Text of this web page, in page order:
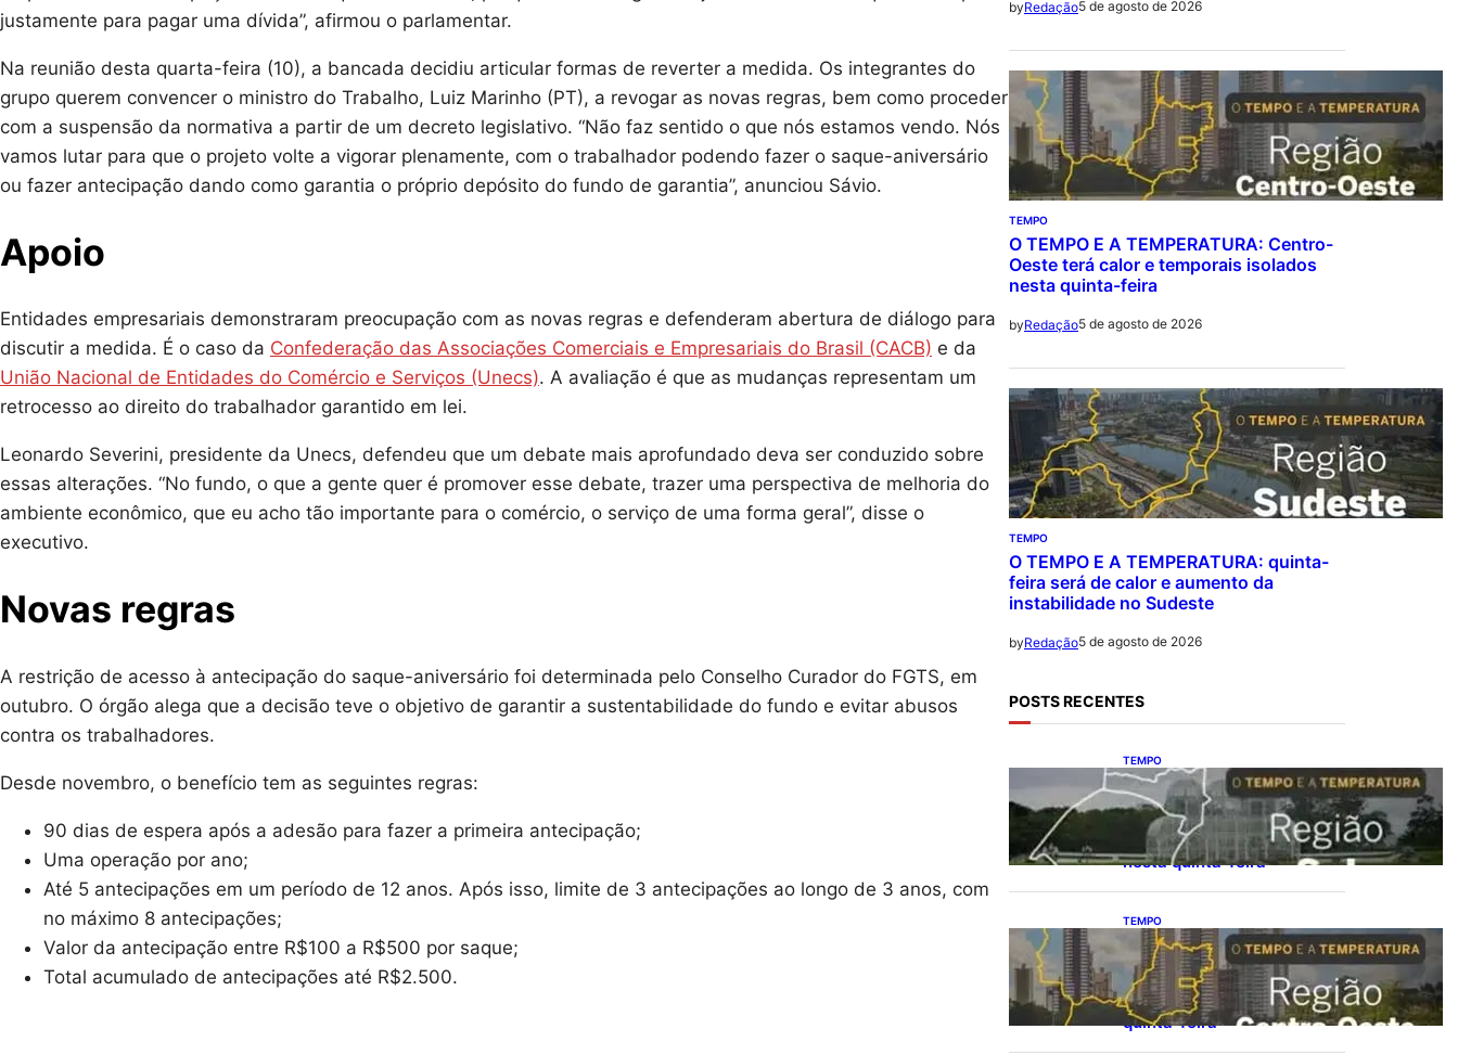
justamente para pagar uma dívida”, afirmou o parlamentar.
Na reunião desta quarta-feira (10), a bancada decidiu articular formas de reverter a medida. Os integrantes do
grupo querem convencer o ministro do Trabalho, Luiz Marinho (PT), a revogar as novas regras, bem como proceder
com a suspensão da normativa a partir de um decreto legislativo. “Não faz sentido o que nós estamos vendo. Nós
vamos lutar para que o projeto volte a vigorar plenamente, com o trabalhador podendo fazer o saque-aniversário
ou fazer antecipação dando como garantia o próprio depósito do fundo de garantia”, anunciou Sávio.
Apoio
Entidades empresariais demonstraram preocupação com as novas regras e defenderam abertura de diálogo para
discutir a medida. É o caso da Confederação das Associações Comerciais e Empresariais do Brasil (CACB) e da
União Nacional de Entidades do Comércio e Serviços (Unecs). A avaliação é que as mudanças representam um
retrocesso ao direito do trabalhador garantido em lei.
Leonardo Severini, presidente da Unecs, defendeu que um debate mais aprofundado deva ser conduzido sobre
essas alterações. “No fundo, o que a gente quer é promover esse debate, trazer uma perspectiva de melhoria do
ambiente econômico, que eu acho tão importante para o comércio, o serviço de uma forma geral”, disse o
executivo.
Novas regras
A restrição de acesso à antecipação do saque-aniversário foi determinada pelo Conselho Curador do FGTS, em
outubro. O órgão alega que a decisão teve o objetivo de garantir a sustentabilidade do fundo e evitar abusos
contra os trabalhadores.
Desde novembro, o benefício tem as seguintes regras:
90 dias de espera após a adesão para fazer a primeira antecipação;
Uma operação por ano;
Até 5 antecipações em um período de 12 anos. Após isso, limite de 3 antecipações ao longo de 3 anos, com
no máximo 8 antecipações;
Valor da antecipação entre R$100 a R$500 por saque;
Total acumulado de antecipações até R$2.500.
byRedação5 de agosto de 2026
TEMPO
O TEMPO E A TEMPERATURA: Centro-
Oeste terá calor e temporais isolados
nesta quinta-feira
byRedação5 de agosto de 2026
TEMPO
O TEMPO E A TEMPERATURA: quinta-
feira será de calor e aumento da
instabilidade no Sudeste
byRedação5 de agosto de 2026
POSTS RECENTES
TEMPO
O TEMPO E A
TEMPERATURA:
Instabilidade avança e
provoca temporais no Sul
nesta quinta-feira
TEMPO
O TEMPO E A
TEMPERATURA: Centro-
Oeste terá calor e
temporais isolados nesta
quinta-feira